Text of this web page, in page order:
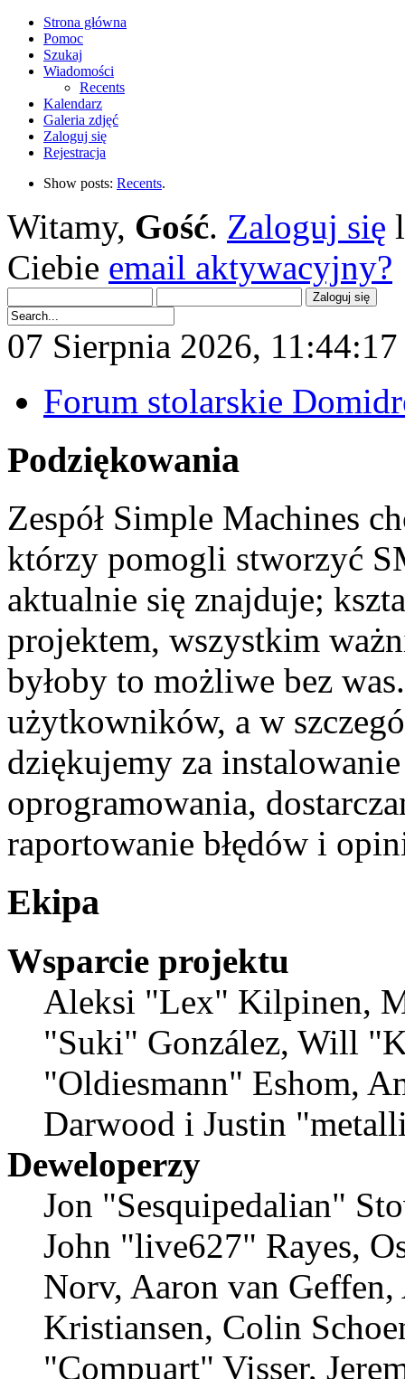
Strona główna
Pomoc
Szukaj
Wiadomości
Recents
Kalendarz
Galeria zdjęć
Zaloguj się
Rejestracja
Show posts: Recents.
Witamy, Gość. Zaloguj się
Ciebie email aktywacyjny?
07 Sierpnia 2026,
Forum stolarskie
Podziękowania
Zespół Simple Machines
którzy pomogli stworzyć
aktualnie się znajduje;
projektem, wszystkim
byłoby to możliwe bez
użytkowników, a w
dziękujemy za
oprogramowania,
raportowanie błędów i
Ekipa
Wsparcie projektu
Aleksi "Lex" Kilpinen,
"Suki" González, Will
"Oldiesmann" Eshom,
Darwood i Justin
Deweloperzy
Jon "Sesquipedalian"
John "live627" Rayes,
Norv, Aaron van
Kristiansen, Colin
"Compuart" Visser,